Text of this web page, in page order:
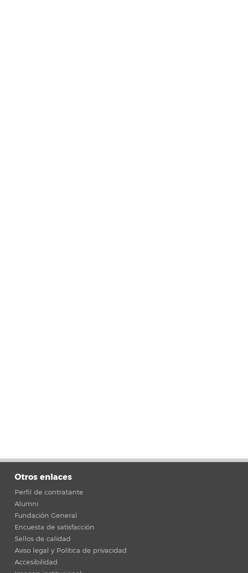
Otros enlaces
Perfil de contratante
Alumni
Fundación General
Encuesta de satisfacción
Sellos de calidad
Aviso legal y Política de privacidad
Accesibilidad